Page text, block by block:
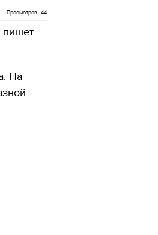
Просмотров: 44
пишет
На